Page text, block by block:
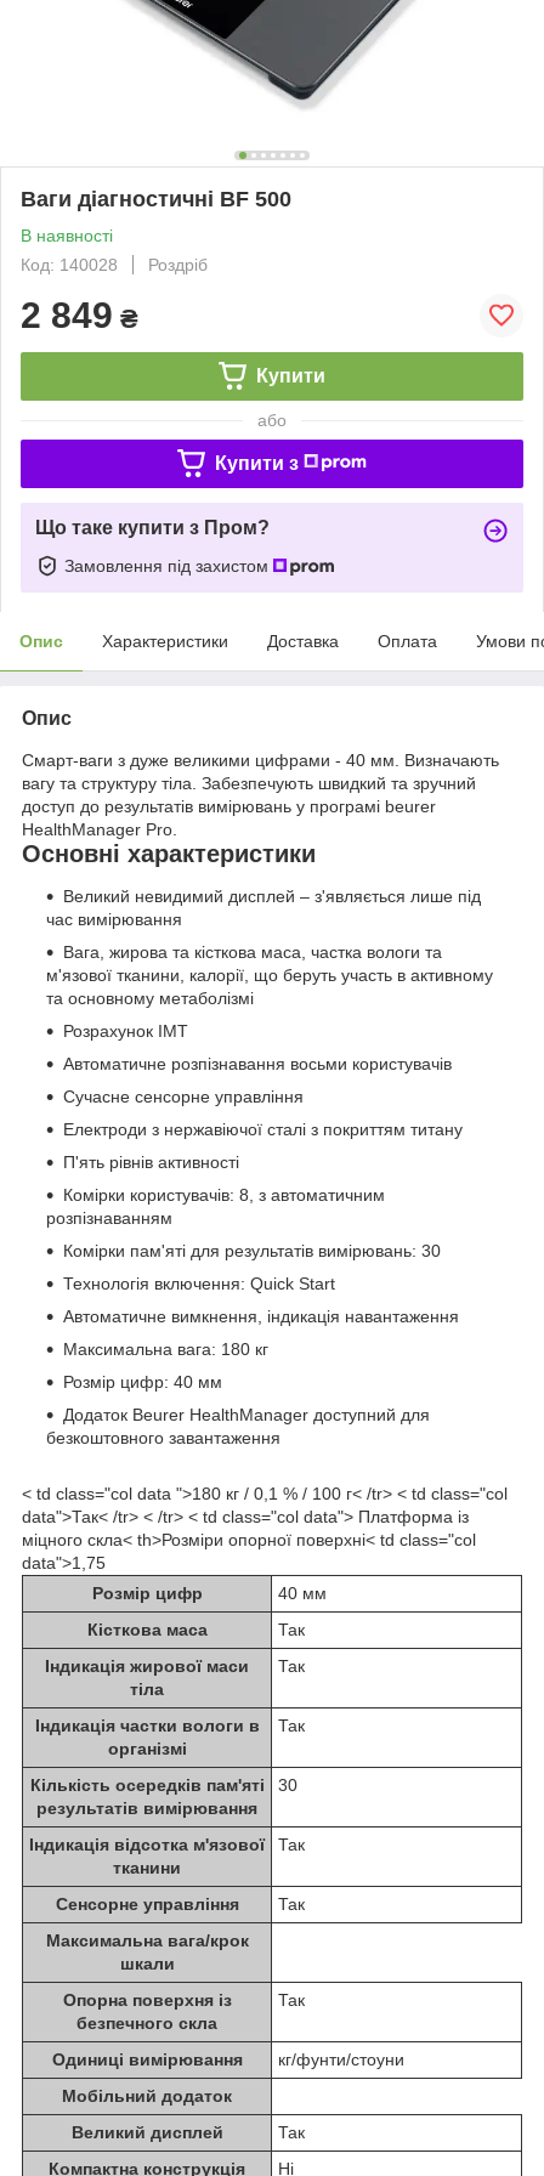
Ваги діагностичні BF 500
В наявності
Код: 140028
Роздріб
2 849 ₴
Купити
або
Купити з
Що таке купити з Пром?
Замовлення під захистом
Опис Характеристики Доставка Оплата Умови
Опис
Смарт-ваги з дуже великими цифрами - 40 мм. Визначають
вагу та структуру тіла. Забезпечують швидкий та зручний
доступ до результатів вимірювань у програмі beurer
HealthManager Pro.
Основні характеристики
Великий невидимий дисплей – з'являється лише під
час вимірювання
Вага, жирова та кісткова маса, частка вологи та
м'язової тканини, калорії, що беруть участь в активному
та основному метаболізмі
Розрахунок ІМТ
Автоматичне розпізнавання восьми користувачів
Сучасне сенсорне управління
Електроди з нержавіючої сталі з покриттям титану
П'ять рівнів активності
Комірки користувачів: 8, з автоматичним
розпізнаванням
Комірки пам'яті для результатів вимірювань: 30
Технологія включення: Quick Start
Автоматичне вимкнення, індикація навантаження
Максимальна вага: 180 кг
Розмір цифр: 40 мм
Додаток Beurer HealthManager доступний для
безкоштовного завантаження
< td class="col data ">180 кг / 0,1 % / 100 г< /tr> < td class="col
data">Так< /tr> < /tr> < td class="col data"> Платформа із
міцного скла< th>Розміри опорної поверхні< td class="col
data">1,75
Розмір цифр
40 мм
Кісткова маса
Так
Індикація жирової маси
тіла
Так
Індикація частки вологи в
організмі
Так
Кількість осередків пам'яті
результатів вимірювання
30
Індикація відсотка м'язової
тканини
Так
Сенсорне управління
Так
Максимальна вага/крок
шкали
Опорна поверхня із
безпечного скла
Так
Одиниці вимірювання
кг/фунти/стоуни
Мобільний додаток
Великий дисплей
Так
Компактна конструкція
Ні